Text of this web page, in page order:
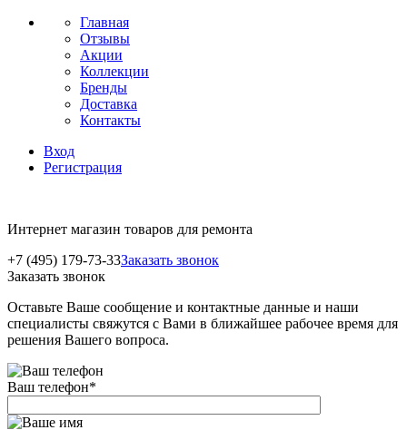
Главная
Отзывы
Акции
Коллекции
Бренды
Доставка
Контакты
Вход
Регистрация
Интернет магазин товаров для ремонта
+7 (495) 179-73-33Заказать звонок
Заказать звонок
Оставьте Ваше сообщение и контактные данные и наши
специалисты свяжутся с Вами в ближайшее рабочее время для
решения Вашего вопроса.
Ваш телефон*